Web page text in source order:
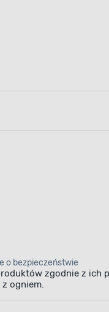
o bezpieczeństwie
zgodnie z ich
ogniem.